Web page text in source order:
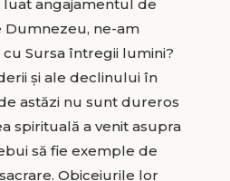
angajamentul de
Dumnezeu, ne-am
Sursa întregii lumini?
și ale declinului în
astăzi nu sunt dureros
spirituală a venit asupra
să fie exemple de
Obiceiurile lor